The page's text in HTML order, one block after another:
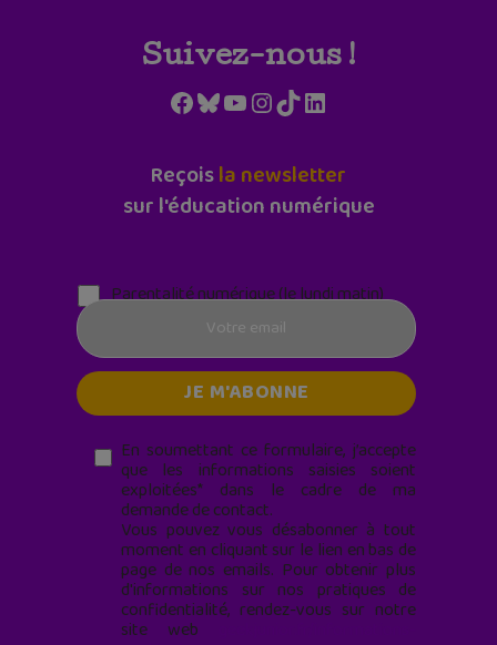
Suivez-nous !
Facebook
Bluesky
YouTube
Instagram
TikTokLinkedIn
Reçoisla newsletter
sur l'éducation numérique
Parentalité numérique (le lundi matin)
En soumettant ce formulaire, j’accepte
que les informations saisies soient
exploitées* dans le cadre de ma
demande de contact.
Vous pouvez vous désabonner à tout
moment en cliquant sur le lien en bas de
page de nos emails. Pour obtenir plus
d'informations sur nos pratiques de
confidentialité, rendez-vous sur notre
site web